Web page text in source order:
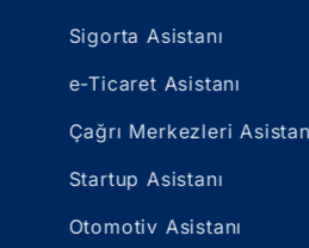
Sigorta Asistanı
e-Ticaret Asistanı
Çağrı Merkezleri
Startup Asistanı
Otomotiv Asistanı